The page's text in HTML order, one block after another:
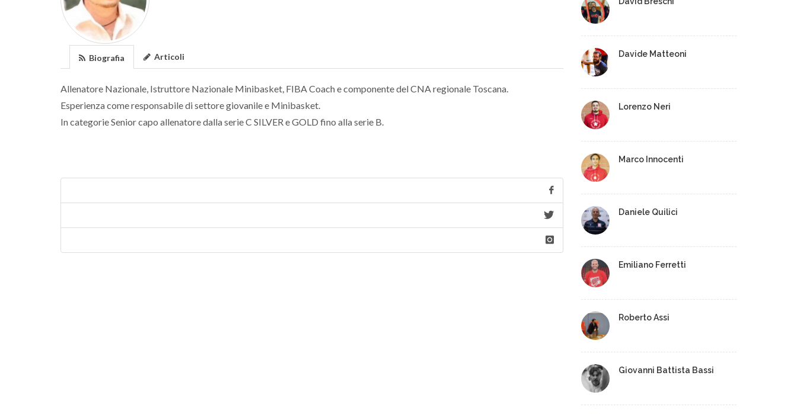
Biografia Articoli
Allenatore Nazionale, Istruttore Nazionale Minibasket, FIBA Coach e componente del CNA regionale Toscana.
Esperienza come responsabile di settore giovanile e Minibasket.
In categorie Senior capo allenatore dalla serie C SILVER e GOLD fino alla serie B.
Davide Matteoni
Lorenzo Neri
Marco Innocenti
Daniele Quilici
Emiliano Ferretti
Roberto Assi
Giovanni Battista Bassi